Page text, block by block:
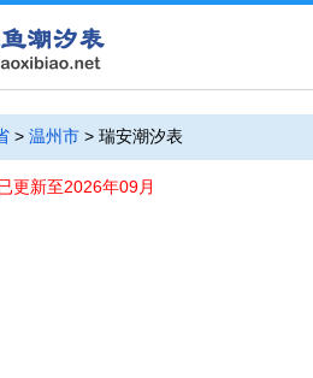
> 温州市 > 瑞安潮汐表
更新至2026年09月